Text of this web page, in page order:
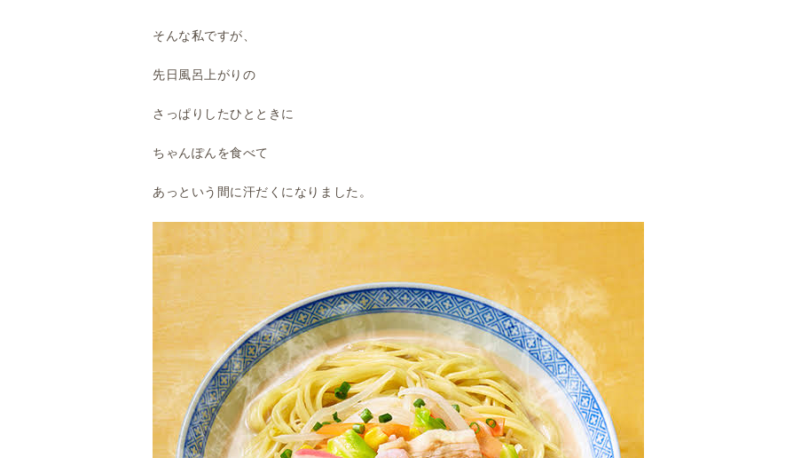
そんな私ですが、
先日風呂上がりの
さっぱりしたひとときに
ちゃんぽんを食べて
あっという間に汗だくになりました。